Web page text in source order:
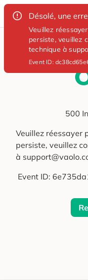
Désolé, une
Veuillez
persiste, veuillez
technique à
Event ID:
500
Veuillez réessayer
persiste, veuillez
à
Event ID: